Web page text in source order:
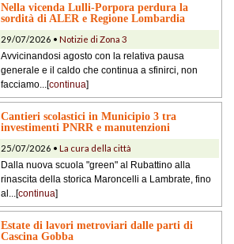
Nella vicenda Lulli-Porpora perdura la
sordità di ALER e Regione Lombardia
29/07/2026 • Notizie di Zona 3
Avvicinandosi agosto con la relativa pausa
generale e il caldo che continua a sfinirci, non
facciamo...[continua]
Cantieri scolastici in Municipio 3 tra
investimenti PNRR e manutenzioni
25/07/2026 • La cura della città
Dalla nuova scuola "green" al Rubattino alla
rinascita della storica Maroncelli a Lambrate, fino
al...[continua]
Estate di lavori metroviari dalle parti di
Cascina Gobba